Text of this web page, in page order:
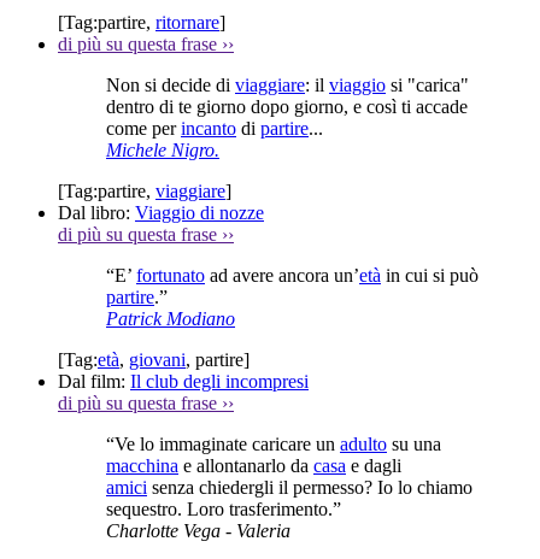
[Tag:partire, ritornare]
di più su questa frase ››
Non si decide di viaggiare: il viaggio si "carica"
dentro di te giorno dopo giorno, e così ti accade
come perincanto di partire...
Michele Nigro.
[Tag:partire, viaggiare]
Dal libro: Viaggio di nozze
di più su questa frase ››
“E’ fortunato ad avere ancora un’età in cui si può
partire.”
Patrick Modiano
[Tag:età, giovani, partire]
Dal film: Il club degli incompresi
di più su questa frase ››
“Ve lo immaginate caricare un adulto su una
macchina e allontanarlo da casa e dagli
amici senza chiedergli il permesso? Io lo chiamo
sequestro. Loro trasferimento.”
Charlotte Vega - Valeria